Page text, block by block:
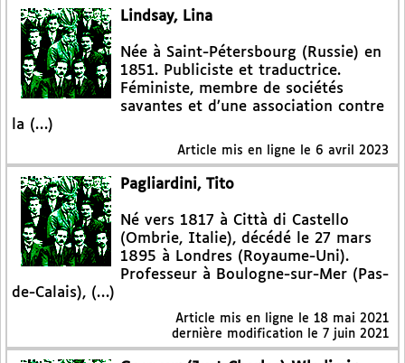
Lindsay, Lina
Née à Saint-Pétersbourg (Russie) en
1851. Publiciste et traductrice.
Féministe, membre de sociétés
savantes et d’une association contre
la (…)
Article mis en ligne le 6 avril 2023
Pagliardini, Tito
Né vers 1817 à Città di Castello
(Ombrie, Italie), décédé le 27 mars
1895 à Londres (Royaume-Uni).
Professeur à Boulogne-sur-Mer (Pas-
de-Calais), (…)
Article mis en ligne le 18 mai 2021
dernière modification le 7 juin 2021